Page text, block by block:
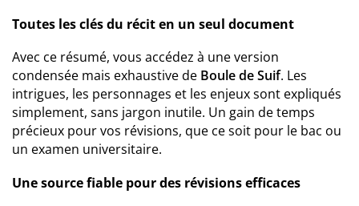
Toutes les clés du récit en un seul document
Avec ce résumé, vous accédez à une version
condensée mais exhaustive de Boule de Suif. Les
intrigues, les personnages et les enjeux sont expliqués
simplement, sans jargon inutile. Un gain de temps
précieux pour vos révisions, que ce soit pour le bac ou
un examen universitaire.
Une source fiable pour des révisions efficaces